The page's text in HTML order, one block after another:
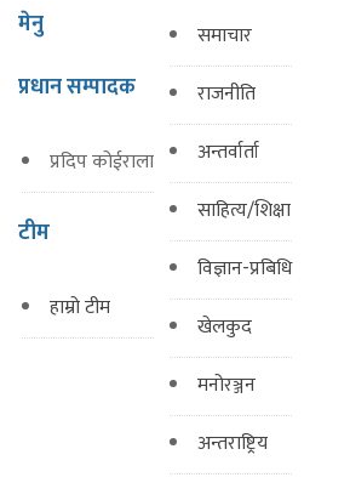
मेनु
प्रधान सम्पादक
प्रदिप कोईराला
टीम
हाम्रो टीम
समाचार
राजनीति
अन्तर्वार्ता
साहित्य/शिक्षा
विज्ञान-प्रबिधि
खेलकुद
मनोरञ्जन
अन्तराष्ट्रिय